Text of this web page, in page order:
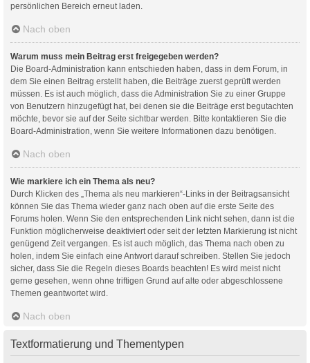
persönlichen Bereich erneut laden.
Nach oben
Warum muss mein Beitrag erst freigegeben werden?
Die Board-Administration kann entschieden haben, dass in dem Forum, in
dem Sie einen Beitrag erstellt haben, die Beiträge zuerst geprüft werden
müssen. Es ist auch möglich, dass die Administration Sie zu einer Gruppe
von Benutzern hinzugefügt hat, bei denen sie die Beiträge erst begutachten
möchte, bevor sie auf der Seite sichtbar werden. Bitte kontaktieren Sie die
Board-Administration, wenn Sie weitere Informationen dazu benötigen.
Nach oben
Wie markiere ich ein Thema als neu?
Durch Klicken des „Thema als neu markieren“-Links in der Beitragsansicht
können Sie das Thema wieder ganz nach oben auf die erste Seite des
Forums holen. Wenn Sie den entsprechenden Link nicht sehen, dann ist die
Funktion möglicherweise deaktiviert oder seit der letzten Markierung ist nicht
genügend Zeit vergangen. Es ist auch möglich, das Thema nach oben zu
holen, indem Sie einfach eine Antwort darauf schreiben. Stellen Sie jedoch
sicher, dass Sie die Regeln dieses Boards beachten! Es wird meist nicht
gerne gesehen, wenn ohne triftigen Grund auf alte oder abgeschlossene
Themen geantwortet wird.
Nach oben
Textformatierung und Thementypen